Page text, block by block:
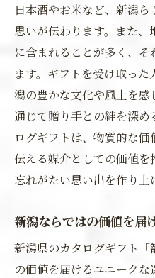
日本酒やお米など、新潟
思いが伝わります。また
に含まれることが多く、
ます。ギフトを受け取っ
潟の豊かな文化や風土を
通じて贈り手との絆を深
ログギフトは、物質的な
伝える媒介としての価値
忘れがたい思い出を作り上
新潟ならではの価値を届
新潟県のカタログギフト
の価値を届けるユニーク